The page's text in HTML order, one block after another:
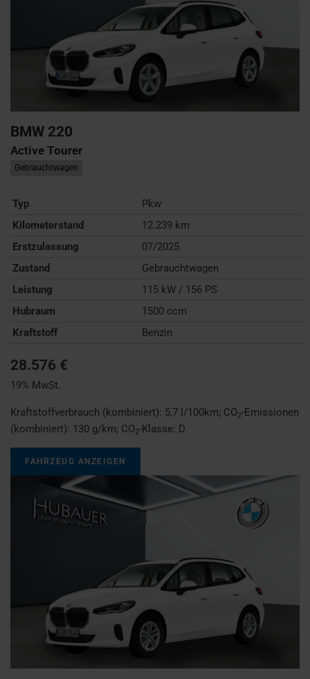
BMW 220
Active Tourer
Gebrauchtwagen
Typ
Pkw
Kilometerstand
12.239 km
Erstzulassung
07/2025
Zustand
Gebrauchtwagen
Leistung
115 kW / 156 PS
Hubraum
1500 ccm
Kraftstoff
Benzin
28.576 €
19% MwSt.
Kraftstoffverbrauch (kombiniert): 5,7 l/100km; CO2-Emissionen
(kombiniert): 130 g/km; CO2-Klasse: D
FAHRZEUG ANZEIGEN